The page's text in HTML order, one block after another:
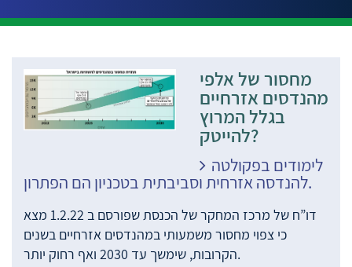
מחסור של אלפי
מהנדסים אזרחיים
בגלל המרוץ
להייטק?
לימודים בפקולטה
להנדסה אזרחית וסביבתית בטכניון הם הפתרון.
דו”ח של מרכז המחקר של הכנסת שפורסם ב 1.2.22 מצא
כי צפוי מחסור משמעותי במהנדסים אזרחיים בשנים
הקרובות, שימשך עד 2030 ואף רחוק יותר.